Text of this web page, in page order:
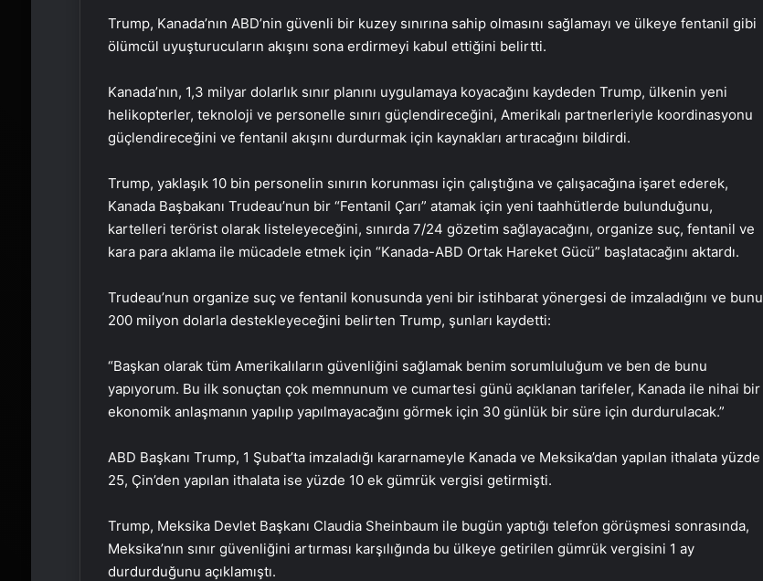
Trump, Kanada’nın ABD’nin güvenli bir kuzey sınırına sahip olmasını sağlamayı ve ülkeye fentanil gibi
ölümcül uyuşturucuların akışını sona erdirmeyi kabul ettiğini belirtti.
Kanada’nın, 1,3 milyar dolarlık sınır planını uygulamaya koyacağını kaydeden Trump, ülkenin yeni
helikopterler, teknoloji ve personelle sınırı güçlendireceğini, Amerikalı partnerleriyle koordinasyonu
güçlendireceğini ve fentanil akışını durdurmak için kaynakları artıracağını bildirdi.
Trump, yaklaşık 10 bin personelin sınırın korunması için çalıştığına ve çalışacağına işaret ederek,
Kanada Başbakanı Trudeau’nun bir “Fentanil Çarı” atamak için yeni taahhütlerde bulunduğunu,
kartelleri terörist olarak listeleyeceğini, sınırda 7/24 gözetim sağlayacağını, organize suç, fentanil ve
kara para aklama ile mücadele etmek için “Kanada-ABD Ortak Hareket Gücü” başlatacağını aktardı.
Trudeau’nun organize suç ve fentanil konusunda yeni bir istihbarat yönergesi de imzaladığını ve bunu
200 milyon dolarla destekleyeceğini belirten Trump, şunları kaydetti:
“Başkan olarak tüm Amerikalıların güvenliğini sağlamak benim sorumluluğum ve ben de bunu
yapıyorum. Bu ilk sonuçtan çok memnunum ve cumartesi günü açıklanan tarifeler, Kanada ile nihai bir
ekonomik anlaşmanın yapılıp yapılmayacağını görmek için 30 günlük bir süre için durdurulacak.”
ABD Başkanı Trump, 1 Şubat’ta imzaladığı kararnameyle Kanada ve Meksika’dan yapılan ithalata yüzde
25, Çin’den yapılan ithalata ise yüzde 10 ek gümrük vergisi getirmişti.
Trump, Meksika Devlet Başkanı Claudia Sheinbaum ile bugün yaptığı telefon görüşmesi sonrasında,
Meksika’nın sınır güvenliğini artırması karşılığında bu ülkeye getirilen gümrük vergisini 1 ay
durdurduğunu açıklamıştı.